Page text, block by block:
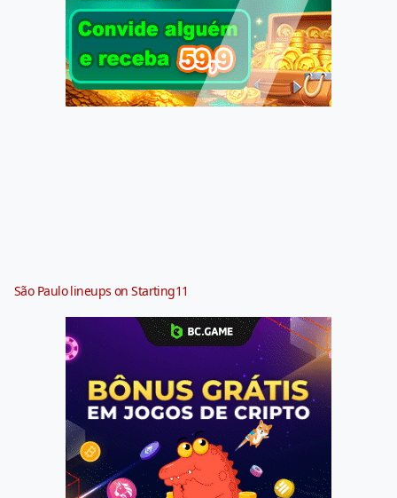
São Paulo lineups on Starting11